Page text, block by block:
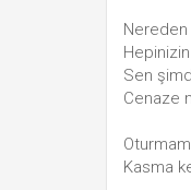
Nereden
Sen
Cenaze
Kasma